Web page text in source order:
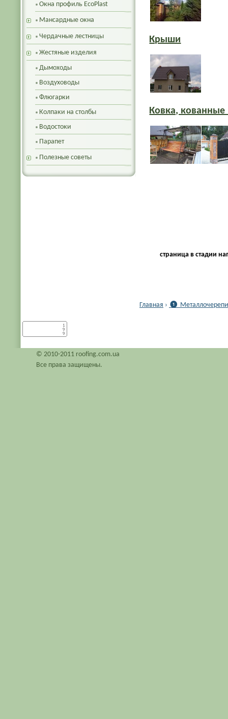
Крыши
Ковка, кованные
страница в стадии
Окна профиль EcoPlast
Мансардные окна
Чердачные лестницы
Жестяные изделия
Дымоходы
Воздуховоды
Флюгарки
Колпаки на столбы
Водостоки
Парапет
Полезные советы
Главная › ❶
© 2010-2011 roofing.com.ua
Все права защищены.